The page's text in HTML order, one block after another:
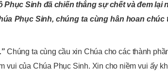
Phục Sinh đã chiến thắng sự chết và đem
Phục Sinh, chúng ta cùng hân hoan chúc
Chúng ta cùng cầu xin Chúa cho các thành
vui của Chúa Phục Sinh. Xin cho niềm vui ấy